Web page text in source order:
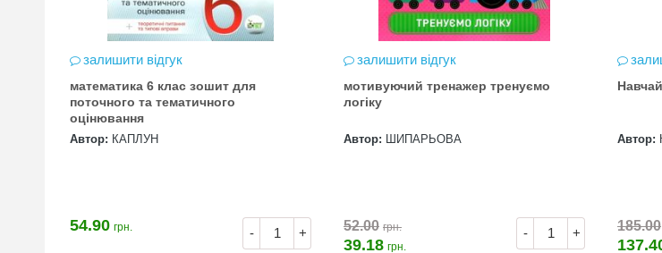
залишити відгук
математика 6 клас зошит для
поточного та тематичного
оцінювання
Автор: КАПЛУН
- +
54.90 грн.
залишити відгук
мотивуючий тренажер тренуємо
логіку
Автор: ШИПАРЬОВА
- +
52.00 грн.
39.18 грн.
Автор:
185.00